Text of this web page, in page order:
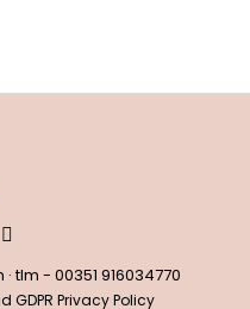
· tlm - 00351 916034770
Privacy Policy